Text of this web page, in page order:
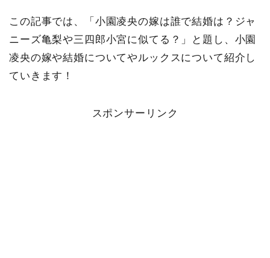
この記事では、「小園凌央の嫁は誰で結婚は？ジャ
ニーズ亀梨や三四郎小宮に似てる？」と題し、小園
凌央の嫁や結婚についてやルックスについて紹介し
ていきます！
スポンサーリンク